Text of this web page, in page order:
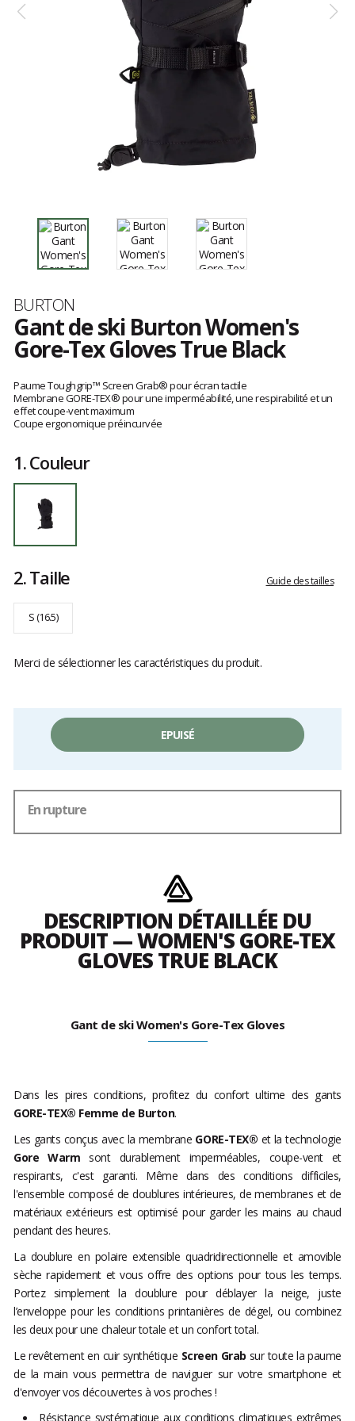
Marque
BURTON
Gant de ski Burton Women's
Gore-Tex Gloves True Black
avis
clients
Paume Toughgrip™ Screen Grab® pour écran tactile
Membrane GORE-TEX® pour une imperméabilité, une respirabilité et un
effet coupe-vent maximum
Coupe ergonomique préincurvée
1.Couleur
2.Taille Guide des tailles
S (16.5)
Merci de sélectionner les caractéristiques du produit.
EPUISÉ
En rupture
DESCRIPTION DÉTAILLÉE DU
PRODUIT — WOMEN'S GORE-TEX
GLOVES TRUE BLACK
Gant de ski Women's Gore-Tex Gloves
Dans les pires conditions, profitez du confort ultime des gants
GORE-TEX® Femme de Burton.
Les gants conçus avec la membrane GORE-TEX® et la technologie
Gore Warm sont durablement imperméables, coupe-vent et
respirants, c'est garanti. Même dans des conditions difficiles,
l'ensemble composé de doublures intérieures, de membranes et de
matériaux extérieurs est optimisé pour garder les mains au chaud
pendant des heures.
La doublure en polaire extensible quadridirectionnelle et amovible
sèche rapidement et vous offre des options pour tous les temps.
Portez simplement la doublure pour déblayer la neige, juste
l’enveloppe pour les conditions printanières de dégel, ou combinez
les deux pour une chaleur totale et un confort total.
Le revêtement en cuir synthétique Screen Grab sur toute la paume
de la main vous permettra de naviguer sur votre smartphone et
d'envoyer vos découvertes à vos proches !
Résistance systématique aux conditions climatiques extrêmes